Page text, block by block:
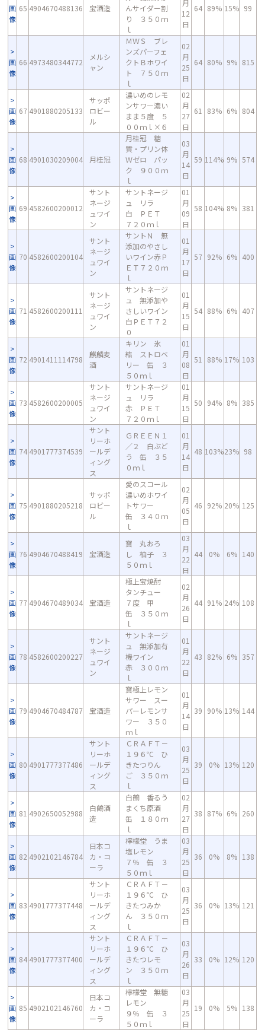
画
像
65 4904670488136 宝酒造
んサイダー割
り ３５０ｍ
ｌ
月
12
日
64 89% 15% 99
画
像
66 4973480344772
メルシ
ャン
ＭＷＳ ブレ
ンズパーフェ
クトＢホワイ
ト ７５０ｍ
ｌ
02
月
25
日
64 80% 9% 815
画
像
67 4901880205133
サッポ
ロビー
ル
濃いめのレモ
ンサワー濃い
まま５度 ５
００ｍｌ×６
02
月
27
日
61 83% 6% 804
画
像
68 4901030209004 月桂冠
月桂冠 糖
質・プリン体
Ｗゼロ パッ
ク ９００ｍ
ｌ
03
月
14
日
59 114% 9% 574
画
像
69 4582600200012
サント
ネージ
ュワイ
ン
サントネージ
ュ リラ
白 ＰＥＴ
７２０ｍｌ
01
月
09
日
58 104% 8% 381
画
像
70 4582600200104
サント
ネージ
ュワイ
ン
サントＮ 無
添加のやさし
いワイン赤Ｐ
ＥＴ７２０ｍ
ｌ
01
月
17
日
57 92% 6% 400
画
像
71 4582600200111
サント
ネージ
ュワイ
ン
サントネージ
ュ 無添加や
さしいワイン
白ＰＥＴ７２
０
01
月
15
日
54 88% 6% 407
画
像
72 4901411114798
麒麟麦
酒
キリン 氷
結 ストロベ
リー 缶 ３
５０ｍｌ
01
月
08
日
51 88% 17% 103
画
像
73 4582600200005
サント
ネージ
ュワイ
ン
サントネージ
ュ リラ
赤 ＰＥＴ
７２０ｍｌ
01
月
15
日
50 94% 8% 385
画
像
74 4901777374539
サント
リーホ
ールデ
ィング
ス
ＧＲＥＥＮ１
／２ 白ぶど
う 缶 ３５
０ｍｌ
01
月
14
日
48 103%23% 98
画
像
75 4901880205218
サッポ
ロビー
ル
愛のスコール
濃いめホワイ
トサワー
缶 ３４０ｍ
ｌ
02
月
05
日
46 92% 20% 125
画
像
76 4904670488419 宝酒造
寶 丸おろ
し 柚子 ３
５０ｍｌ
03
月
22
日
44 0% 6% 140
画
像
77 4904670489034 宝酒造
極上宝焼酎
タンチュー
７度 甲
缶 ３５０ｍ
ｌ
02
月
26
日
44 91% 24% 108
画
像
78 4582600200227
サント
ネージ
ュワイ
ン
サントネージ
ュ 無添加有
機ワイン
赤 ３００ｍ
ｌ
01
月
22
日
43 82% 6% 357
画
像
79 4904670484787 宝酒造
寶極上レモン
サワー スー
パーレモンサ
ワー ３５０
ｍｌ
01
月
14
日
39 90% 13% 144
画
像
80 4901777377486
サント
リーホ
ールデ
ィング
ス
ＣＲＡＦＴ－
１９６℃ ひ
きたつりん
ご ３５０ｍ
ｌ
03
月
25
日
39 0% 13% 120
画
像
81 4902650052988
白鶴酒
造
白鶴 香るう
まくち原酒
缶 １８０ｍ
ｌ
02
月
27
日
38 87% 6% 260
画
像
82 4902102146784
日本コ
カ・コ
ーラ
檸檬堂 うま
塩レモン
７％ 缶 ３
５０ｍｌ
03
月
25
日
36 0% 8% 138
画
像
83 4901777377448
サント
リーホ
ールデ
ィング
ス
ＣＲＡＦＴ－
１９６℃ ひ
きたつみか
ん ３５０ｍ
ｌ
03
月
25
日
36 0% 13% 121
画
像
84 4901777377400
サント
リーホ
ールデ
ィング
ス
ＣＲＡＦＴ－
１９６℃ ひ
きたつレモ
ン ３５０ｍ
ｌ
03
月
26
日
33 0% 12% 120
画
像
85 4902102146760
日本コ
カ・コ
ーラ
檸檬堂 無糖
レモン
９％ 缶 ３
５０ｍｌ
03
月
25
日
19 0% 5% 138